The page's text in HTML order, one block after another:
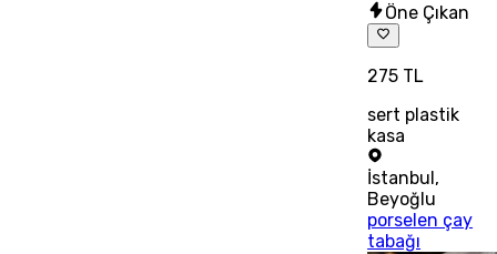
Öne Çıkan
275 TL
sert plastik
kasa
İstanbul ,
Beyoğlu
porselen çay
tabağı